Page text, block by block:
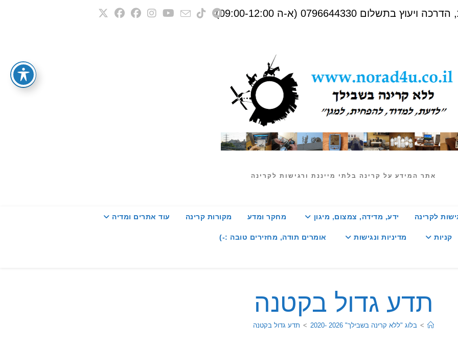
0796644330 (א-ה 09:00-12:00)
אתר המידע על קרינה בלתי מייננת ורגישות לקרינה
לקרינה ידע, מדידה, צמצום, מיגון מחקר ומדע מקורות קרינה עוד אתרים ומדיה
קניות מדיניות ונגישות אומרים תודה, מחזירים טובה :-)
תדע גדול בקטנה
> בלוג "ללא קרינה בשבילך" 2026 -2020 > תדע גדול בקטנה